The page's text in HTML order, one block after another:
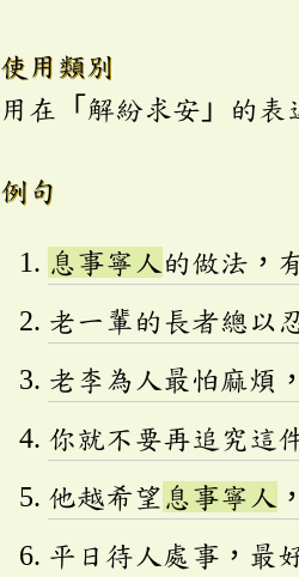
使用類別
用在「解紛求安」的表
例句
息事寧人的做法，
老一輩的長者總以
老李為人最怕麻煩
你就不要再追究這
他越希望息事寧人
平日待人處事，最